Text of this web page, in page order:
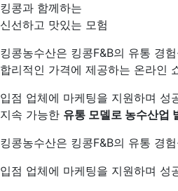
킹콩과 함께하는
신선하고 맛있는 모험
킹콩농수산은 킹콩F&B의 유통 경
합리적인 가격에 제공하는 온라인
입점 업체에 마케팅을 지원하며 성
지속 가능한 유통 모델로 농수산업
킹콩농수산은 킹콩F&B의 유통 경
입점 업체에 마케팅을 지원하며 성